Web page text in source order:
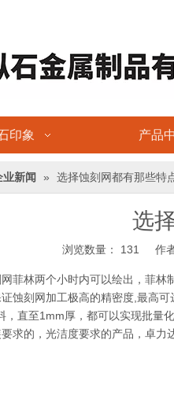
印象 产品
业新闻 » 选择蚀刻网都有那些特
选
浏览数量： 131 作者
菲林两个小时内可以绘出，菲
蚀刻网加工极高的精密度,最高
至1mm厚，都可以实现批量
求的，光洁度要求的产品，卓